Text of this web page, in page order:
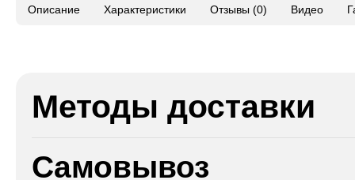
Методы доставки
Самовывоз
Описание Характеристики Отзывы (0) Видео